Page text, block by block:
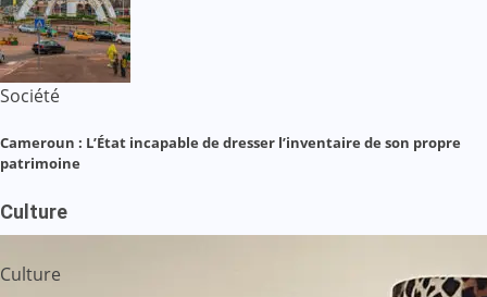
Société
Cameroun : L’État incapable de dresser l’inventaire de son propre
patrimoine
Culture
Culture